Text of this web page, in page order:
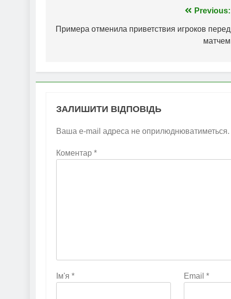
записів
Previous:
Примера отменила приветствия игроков перед
матчем
ЗАЛИШИТИ ВІДПОВІДЬ
Ваша e-mail адреса не оприлюднюватиметься.
Коментар *
Ім'я * Email *